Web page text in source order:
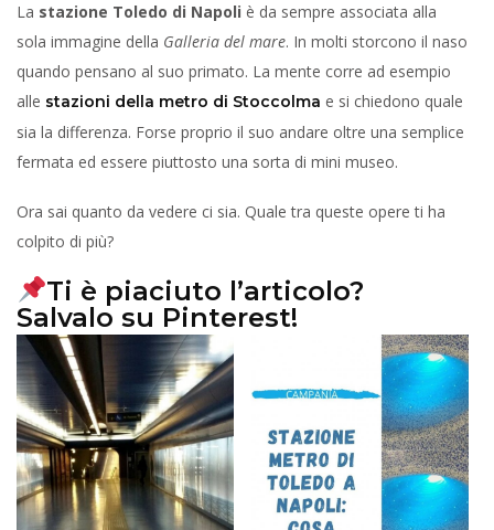
La stazione Toledo di Napoli è da sempre associata alla
sola immagine della Galleria del mare. In molti storcono il naso
quando pensano al suo primato. La mente corre ad esempio
alle stazioni della metro di Stoccolma e si chiedono quale
sia la differenza. Forse proprio il suo andare oltre una semplice
fermata ed essere piuttosto una sorta di mini museo.
Ora sai quanto da vedere ci sia. Quale tra queste opere ti ha
colpito di più?
Ti è piaciuto l’articolo?
Salvalo su Pinterest!